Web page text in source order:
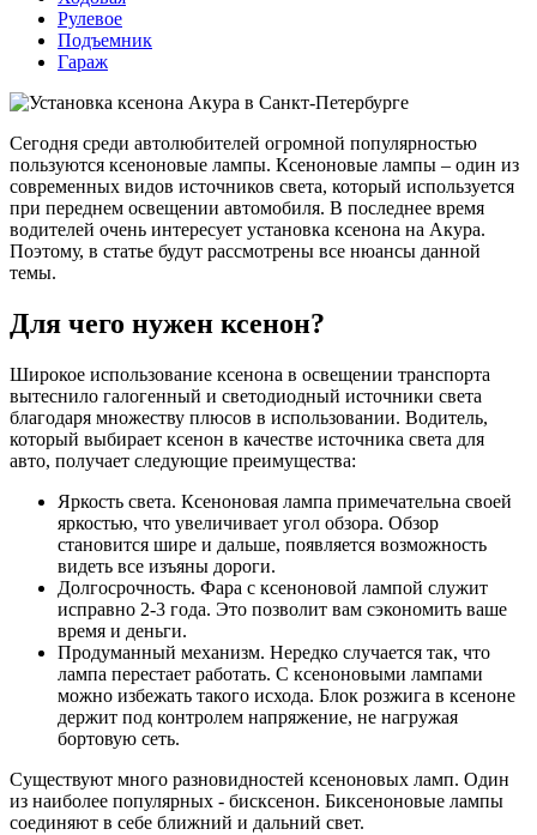
Рулевое
Подъемник
Гараж
Сегодня среди автолюбителей огромной популярностью
пользуются ксеноновые лампы. Ксеноновые лампы – один из
современных видов источников света, который используется
при переднем освещении автомобиля. В последнее время
водителей очень интересует установка ксенона на Акура.
Поэтому, в статье будут рассмотрены все нюансы данной
темы.
Для чего нужен ксенон?
Широкое использование ксенона в освещении транспорта
вытеснило галогенный и светодиодный источники света
благодаря множеству плюсов в использовании. Водитель,
который выбирает ксенон в качестве источника света для
авто, получает следующие преимущества:
Яркость света. Ксеноновая лампа примечательна своей
яркостью, что увеличивает угол обзора. Обзор
становится шире и дальше, появляется возможность
видеть все изъяны дороги.
Долгосрочность. Фара с ксеноновой лампой служит
исправно 2-3 года. Это позволит вам сэкономить ваше
время и деньги.
Продуманный механизм. Нередко случается так, что
лампа перестает работать. С ксеноновыми лампами
можно избежать такого исхода. Блок розжига в ксеноне
держит под контролем напряжение, не нагружая
бортовую сеть.
Существуют много разновидностей ксеноновых ламп. Один
из наиболее популярных - бисксенон. Биксеноновые лампы
соединяют в себе ближний и дальний свет.